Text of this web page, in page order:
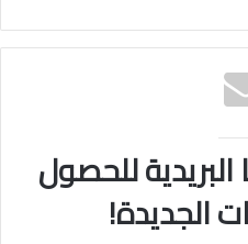
للحصول
الجديدة!